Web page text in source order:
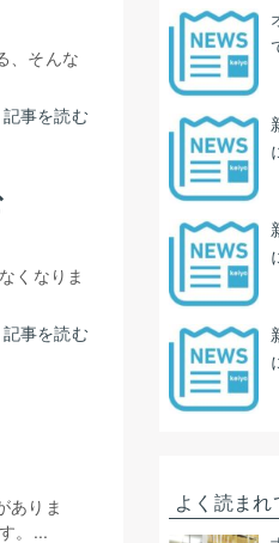
、そんな
記事を読む
くなりま
記事を読む
ありま
。...
よく読ま